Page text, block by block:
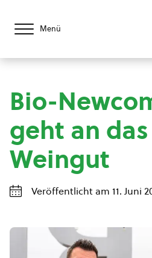
Menü
Bio-
geht an
Weingut
Veröffentlicht am 11. Juni